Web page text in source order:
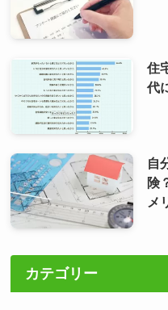
住
代
自
険
メ
カテゴリー